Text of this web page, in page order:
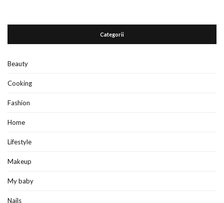
Categorii
Beauty
Cooking
Fashion
Home
Lifestyle
Makeup
My baby
Nails